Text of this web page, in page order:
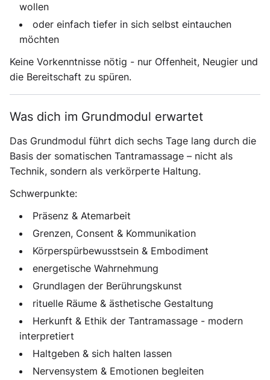
wollen
oder einfach tiefer in sich selbst eintauchen
möchten
Keine Vorkenntnisse nötig - nur Offenheit, Neugier und
die Bereitschaft zu spüren.
Was dich im Grundmodul erwartet
Das Grundmodul führt dich sechs Tage lang durch die
Basis der somatischen Tantramassage – nicht als
Technik, sondern als verkörperte Haltung.
Schwerpunkte:
Präsenz & Atemarbeit
Grenzen, Consent & Kommunikation
Körperspürbewusstsein & Embodiment
energetische Wahrnehmung
Grundlagen der Berührungskunst
rituelle Räume & ästhetische Gestaltung
Herkunft & Ethik der Tantramassage - modern
interpretiert
Haltgeben & sich halten lassen
Nervensystem & Emotionen begleiten